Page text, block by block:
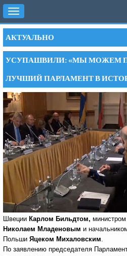
Toggle
navigation
АКТУАЛЬНО
УСУПАШВИЛИ: «МЫ МОЖЕМ
ЛУЧШИЙ ПАРЛАМЕНТ В
Швеции Карлом Бильдтом,
Николаем Младеновым и
Польши Яцеком Михаловским.
По заявлению председателя